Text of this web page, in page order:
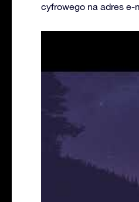
cyfrowego na adres e-